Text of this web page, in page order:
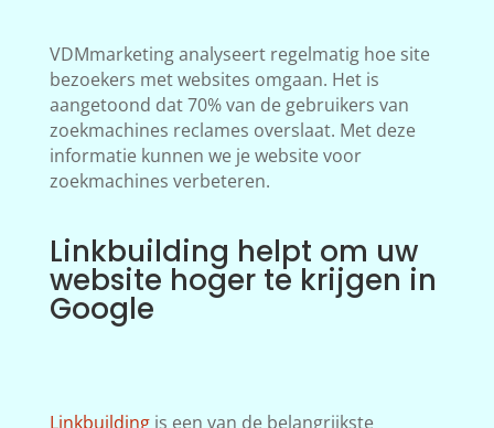
VDMmarketing analyseert regelmatig hoe site
bezoekers met websites omgaan. Het is
aangetoond dat 70% van de gebruikers van
zoekmachines reclames overslaat. Met deze
informatie kunnen we je website voor
zoekmachines verbeteren.
Linkbuilding helpt om uw
website hoger te krijgen in
Google
Linkbuildingis een van de belangrijkste